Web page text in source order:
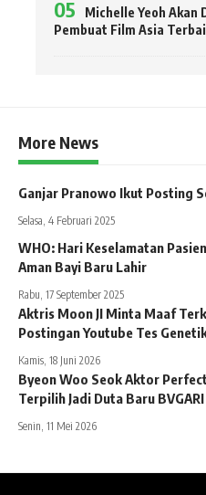
Michelle Yeoh Akan
Pembuat Film Asia
More News
Ganjar Pranowo Ikut Posting
Selasa, 4 Februari 2025
WHO: Hari Keselamatan
Aman Bayi Baru Lahir
Rabu, 17 September 2025
Aktris Moon JI Minta Maaf
Postingan Youtube Tes
Kamis, 18 Juni 2026
Byeon Woo Seok Aktor
Terpilih Jadi Duta Baru BVGARI
Senin, 11 Mei 2026